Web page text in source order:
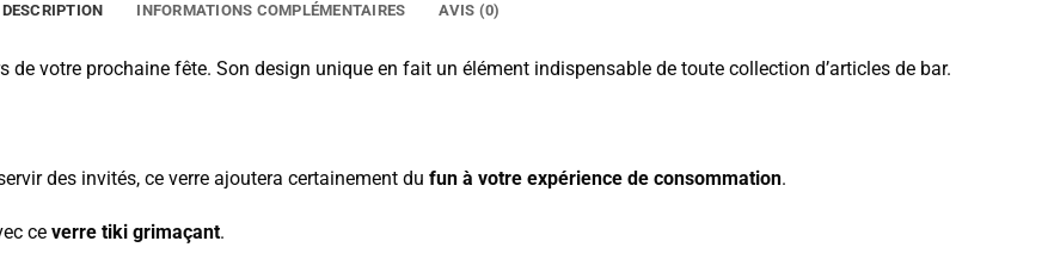
DESCRIPTION INFORMATIONS COMPLÉMENTAIRES AVIS (0)
de votre prochaine fête. Son design unique en fait un élément indispensable de toute collection d’articles de bar.
des invités, ce verre ajoutera certainement du fun à votre expérience de consommation.
ce verre tiki grimaçant.